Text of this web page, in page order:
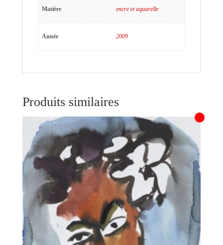
Matière encre et aquarelle
Année 2009
Produits similaires